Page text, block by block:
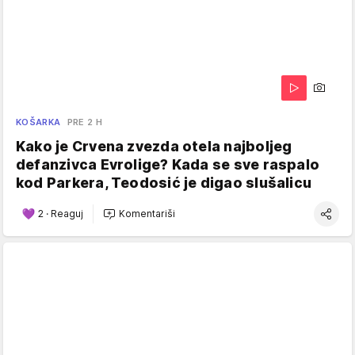
KOŠARKA PRE 2 H
Kako je Crvena zvezda otela najboljeg
defanzivca Evrolige? Kada se sve raspalo
kod Parkera, Teodosić je digao slušalicu
2 · Reaguj Komentariši